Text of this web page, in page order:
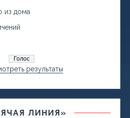
из дома
результаты
ЛИНИЯ»